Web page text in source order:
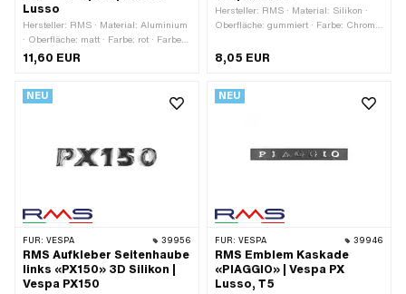
Lusso
Hersteller: RMS · Material: Aluminium
· Oberfläche: matt · Farbe: rot · Farbe:
schwarz · Farbe: silber · Dicke: 3 mm ·
geklemmt · Anzahl
11,60 EUR
Hersteller: RMS · Material: Silikon ·
Oberfläche: gummiert · Farbe: Chrom ·
Breite: 128 mm · Höhe: 23 mm ·
8,05 EUR
NEU
FÜR: VESPA 39956
RMS Aufkleber Seitenhaube
links «PX150» 3D Silikon |
Vespa PX150
NEU
FÜR: VESPA 39946
RMS Emblem Kaskade
«PIAGGIO» | Vespa PX
Lusso, T5